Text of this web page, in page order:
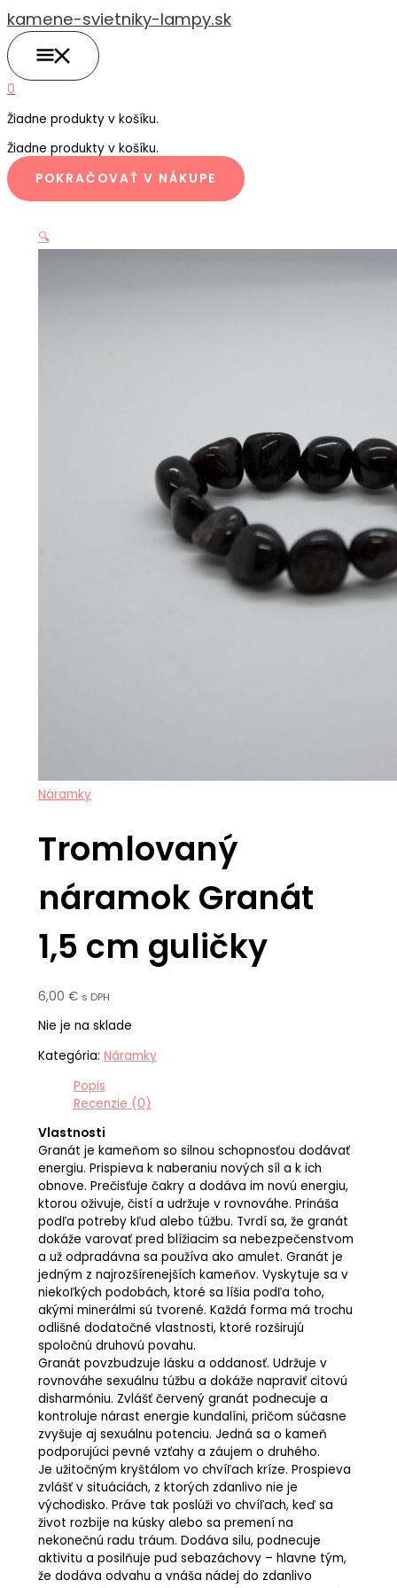
na
obsah
kamene-svietniky-lampy.sk
0
Žiadne produkty v košíku.
Žiadne produkty v košíku.
POKRAČOVAŤ V NÁKUPE
🔍
Náramky
Tromlovaný
náramok Granát
1,5 cm guličky
6,00 € s DPH
Nie je na sklade
Kategória: Náramky
Popis
Recenzie (0)
Vlastnosti
Granát je kameňom so silnou schopnosťou dodávať
energiu. Prispieva k naberaniu nových síl a k ich
obnove. Prečisťuje čakry a dodáva im novú energiu,
ktorou oživuje, čistí a udržuje v rovnováhe. Prináša
podľa potreby kľud alebo túžbu. Tvrdí sa, že granát
dokáže varovať pred blížiacim sa nebezpečenstvom
a už odpradávna sa používa ako amulet. Granát je
jedným z najrozšírenejších kameňov. Vyskytuje sa v
niekoľkých podobách, ktoré sa líšia podľa toho,
akými minerálmi sú tvorené. Každá forma má trochu
odlišné dodatočné vlastnosti, ktoré rozširujú
spoločnú druhovú povahu.
Granát povzbudzuje lásku a oddanosť. Udržuje v
rovnováhe sexuálnu túžbu a dokáže napraviť citovú
disharmóniu. Zvlášť červený granát podnecuje a
kontroluje nárast energie kundalíni, pričom súčasne
zvyšuje aj sexuálnu potenciu. Jedná sa o kameň
podporujúci pevné vzťahy a záujem o druhého.
Je užitočným kryštálom vo chvíľach kríze. Prospieva
zvlášť v situáciách, z ktorých zdanlivo nie je
východisko. Práve tak poslúži vo chvíľach, keď sa
život rozbije na kúsky alebo sa premení na
nekonečnú radu tráum. Dodáva silu, podnecuje
aktivitu a posilňuje pud sebazáchovy – hlavne tým,
že dodáva odvahu a vnáša nádej do zdanlivo